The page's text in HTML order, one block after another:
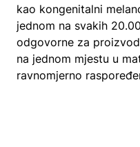
kao kongenitalni
jednom na svakih
odgovorne za
na jednom mjestu u
ravnomjerno